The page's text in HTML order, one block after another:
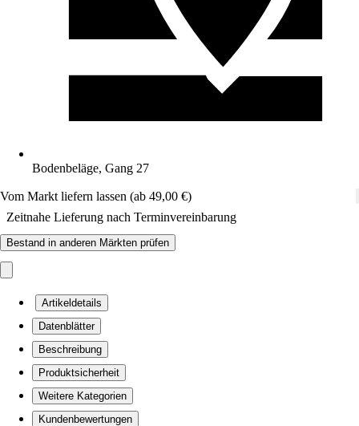
Bodenbeläge, Gang 27
Vom Markt liefern lassen (ab 49,00 €)
Zeitnahe Lieferung nach Terminvereinbarung
Bestand in anderen Märkten prüfen
Artikeldetails
Datenblätter
Beschreibung
Produktsicherheit
Weitere Kategorien
Kundenbewertungen